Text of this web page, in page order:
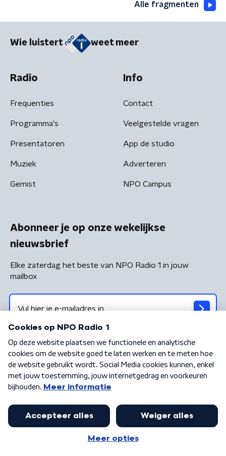
Alle fragmenten
Wie luistert weet meer
Radio
Frequenties
Programma's
Presentatoren
Muziek
Gemist
Info
Contact
Veelgestelde vragen
App de studio
Adverteren
NPO Campus
Abonneer je op onze wekelijkse
nieuwsbrief
Elke zaterdag het beste van NPO Radio 1 in jouw
mailbox
Algemene voorwaarden